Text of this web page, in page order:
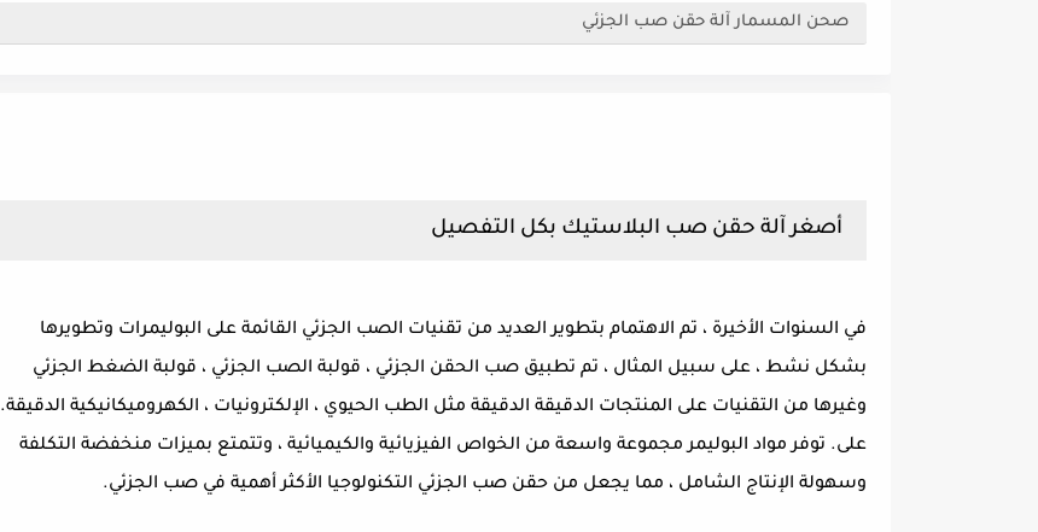
صحن المسمار آلة حقن صب الجزئي
أصغر آلة حقن صب البلاستيك بكل التفصيل
في السنوات الأخيرة ، تم الاهتمام بتطوير العديد من تقنيات الصب الجزئي القائمة على البوليمرات وتطويرها
بشكل نشط ، على سبيل المثال ، تم تطبيق صب الحقن الجزئي ، قولبة الصب الجزئي ، قولبة الضغط الجزئي
وغيرها من التقنيات على المنتجات الدقيقة الدقيقة مثل الطب الحيوي ، الإلكترونيات ، الكهروميكانيكية الدقيقة.
على. توفر مواد البوليمر مجموعة واسعة من الخواص الفيزيائية والكيميائية ، وتتمتع بميزات منخفضة التكلفة
وسهولة الإنتاج الشامل ، مما يجعل من حقن صب الجزئي التكنولوجيا الأكثر أهمية في صب الجزئي.